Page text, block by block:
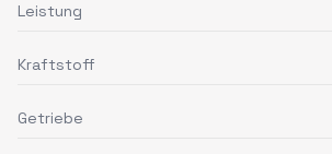
Leistung
Kraftstoff
Getriebe